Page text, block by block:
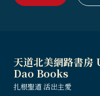
天道北美網路書房
Dao Books
扎根聖道 活出主愛